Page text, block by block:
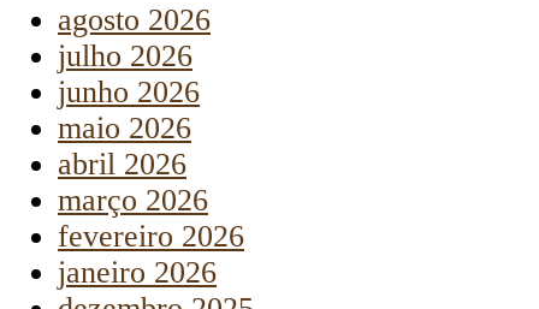
agosto 2026
julho 2026
junho 2026
maio 2026
abril 2026
março 2026
fevereiro 2026
janeiro 2026